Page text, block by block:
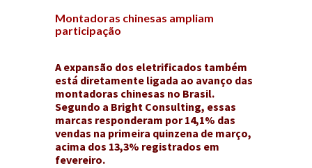
Montadoras chinesas ampliam
participação
A expansão dos eletrificados também
está diretamente ligada ao avanço das
montadoras chinesas no Brasil.
Segundo a Bright Consulting, essas
marcas responderam por 14,1% das
vendas na primeira quinzena de março,
acima dos 13,3% registrados em
fevereiro.